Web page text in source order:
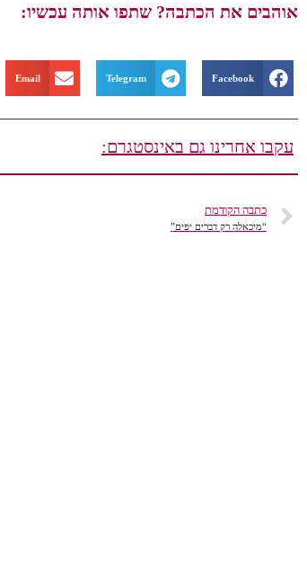
אוהבים את הכתבה? שתפו אותה עכשיו:
Facebook
Telegram
Email
עקבו אחרינו גם באינסטגרם:
כתבה הקודמת
“מיכאלה רק דברים יפים”